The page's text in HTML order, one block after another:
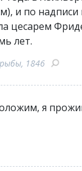
и по
цесарем
лет.
1846
я